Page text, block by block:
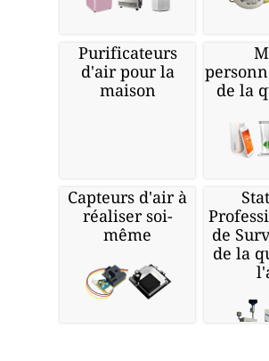
Purificateurs
d'air pour la
maison
de la
Capteurs d'air à
réaliser soi-
même
de
de la